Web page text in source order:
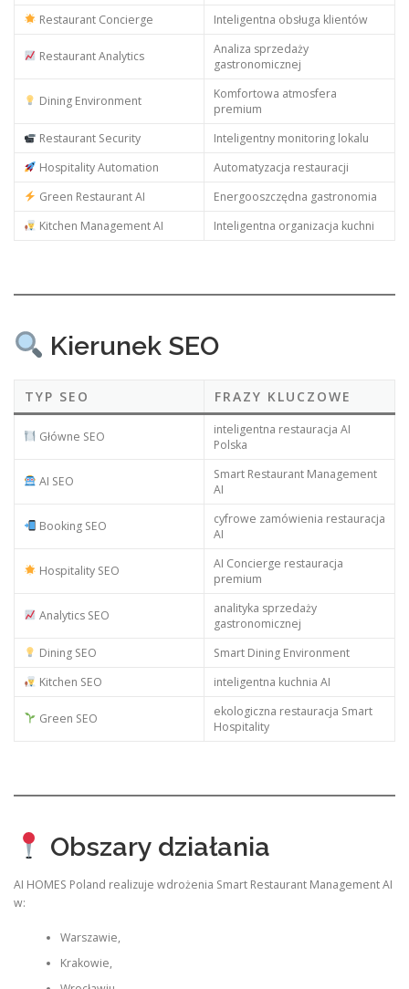
Restaurant Concierge Inteligentna obsługa klientów
Restaurant Analytics
Analiza sprzedaży
gastronomicznej
Dining Environment
Komfortowa atmosfera
premium
Restaurant Security
Inteligentny monitoring lokalu
Hospitality Automation
Automatyzacja restauracji
Green Restaurant AI
Energooszczędna gastronomia
Kitchen Management AI
Inteligentna organizacja kuchni
Kierunek SEO
TYP SEO FRAZY KLUCZOWE
Główne SEO
inteligentna restauracja AI
Polska
AI SEO
Smart Restaurant Management
AI
Booking SEO
cyfrowe zamówienia restauracja
AI
Hospitality SEO
AI Concierge restauracja
premium
Analytics SEO
analityka sprzedaży
gastronomicznej
Dining SEO
Smart Dining Environment
Kitchen SEO
inteligentna kuchnia AI
Green SEO
ekologiczna restauracja Smart
Hospitality
Obszary działania
AI HOMES Poland realizuje wdrożenia Smart Restaurant Management AI
w:
Warszawie,
Krakowie,